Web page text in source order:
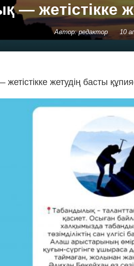
— жетістікке
Автор: редактор 10
жетудің басты